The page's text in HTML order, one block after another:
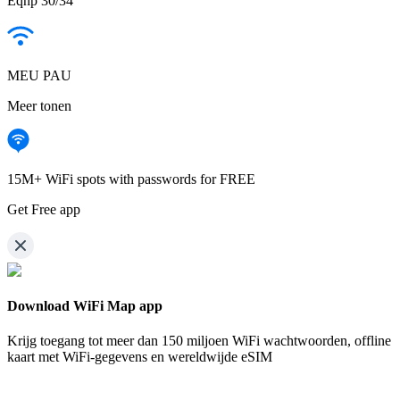
MEU PAU
Meer tonen
15M+ WiFi spots with passwords for FREE
Get Free app
Download WiFi Map app
Krijg toegang tot meer dan 150 miljoen WiFi wachtwoorden, offline
kaart met WiFi-gegevens en wereldwijde eSIM